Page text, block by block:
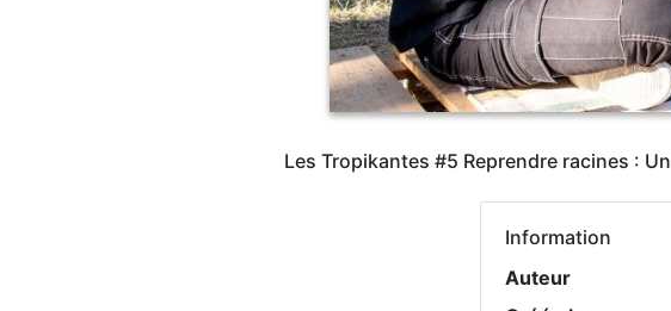
Les Tropikantes #5 Reprendre racines :
Information
Auteur